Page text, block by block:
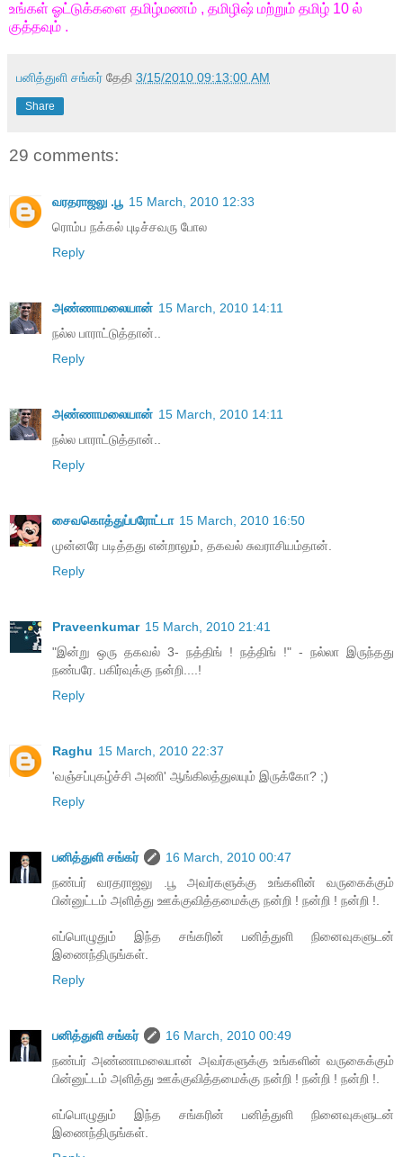
உங்கள் ஓட்டுக்களை தமிழ்மணம் , தமிழிஷ் மற்றும் தமிழ் 10 ல்
குத்தவும் .
பனித்துளி சங்கர் தேதி 3/15/2010 09:13:00 AM
Share
29 comments:
வரதராஜலு .பூ 15 March, 2010 12:33
ரொம்ப நக்கல் புடிச்சவரு போல
Reply
அண்ணாமலையான் 15 March, 2010 14:11
நல்ல பாராட்டுத்தான்..
Reply
அண்ணாமலையான் 15 March, 2010 14:11
நல்ல பாராட்டுத்தான்..
Reply
சைவகொத்துப்பரோட்டா 15 March, 2010 16:50
முன்னரே படித்தது என்றாலும், தகவல் சுவராசியம்தான்.
Reply
Praveenkumar 15 March, 2010 21:41
"இன்று ஒரு தகவல் 3- நத்திங் ! நத்திங் !" - நல்லா இருந்தது
நண்பரே. பகிர்வுக்கு நன்றி....!
Reply
Raghu 15 March, 2010 22:37
'வ‌ஞ்ச‌ப்புக‌ழ்ச்சி அணி' ஆங்கில‌த்துல‌யும் இருக்கோ? ;)
Reply
பனித்துளி சங்கர்
16 March, 2010 00:47
நண்பர் வரதராஜலு .பூ அவர்களுக்கு உங்களின் வருகைக்கும்
பின்னுட்டம் அளித்து ஊக்குவித்தமைக்கு நன்றி ! நன்றி ! நன்றி !.
எப்பொழுதும் இந்த சங்கரின் பனித்துளி நினைவுகளுடன்
இணைந்திருங்கள்.
Reply
பனித்துளி சங்கர்
16 March, 2010 00:49
நண்பர் அண்ணாமலையான் அவர்களுக்கு உங்களின் வருகைக்கும்
பின்னுட்டம் அளித்து ஊக்குவித்தமைக்கு நன்றி ! நன்றி ! நன்றி !.
எப்பொழுதும் இந்த சங்கரின் பனித்துளி நினைவுகளுடன்
இணைந்திருங்கள்.